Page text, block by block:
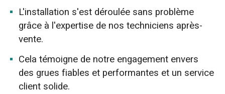
L'installation s'est déroulée sans problème
grâce à l'expertise de nos techniciens après-
vente.
Cela témoigne de notre engagement envers
des grues fiables et performantes et un service
client solide.